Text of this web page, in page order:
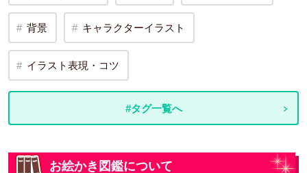
背景 キャラクターイラスト
イラスト表現・コツ
#タグ一覧へ
お絵かき図鑑について